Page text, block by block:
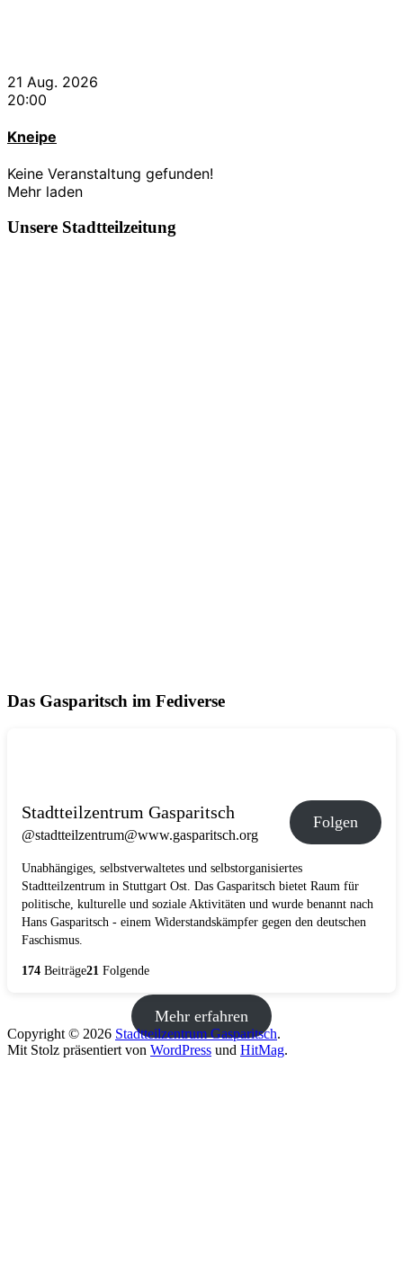
21 Aug. 2026
20:00
Kneipe
Keine Veranstaltung gefunden!
Mehr laden
Unsere Stadtteilzeitung
Das Gasparitsch im Fediverse
Stadtteilzentrum Gasparitsch
@stadtteilzentrum@www.gasparitsch.org
Folgen
Unabhängiges, selbstverwaltetes und selbstorganisiertes
Stadtteilzentrum in Stuttgart Ost. Das Gasparitsch bietet Raum für
politische, kulturelle und soziale Aktivitäten und wurde benannt nach
Hans Gasparitsch - einem Widerstandskämpfer gegen den deutschen
Faschismus.
174 Beiträge21 Folgende
Mehr erfahren
Copyright © 2026 Stadtteilzentrum Gasparitsch.
Mit Stolz präsentiert von WordPress und HitMag.